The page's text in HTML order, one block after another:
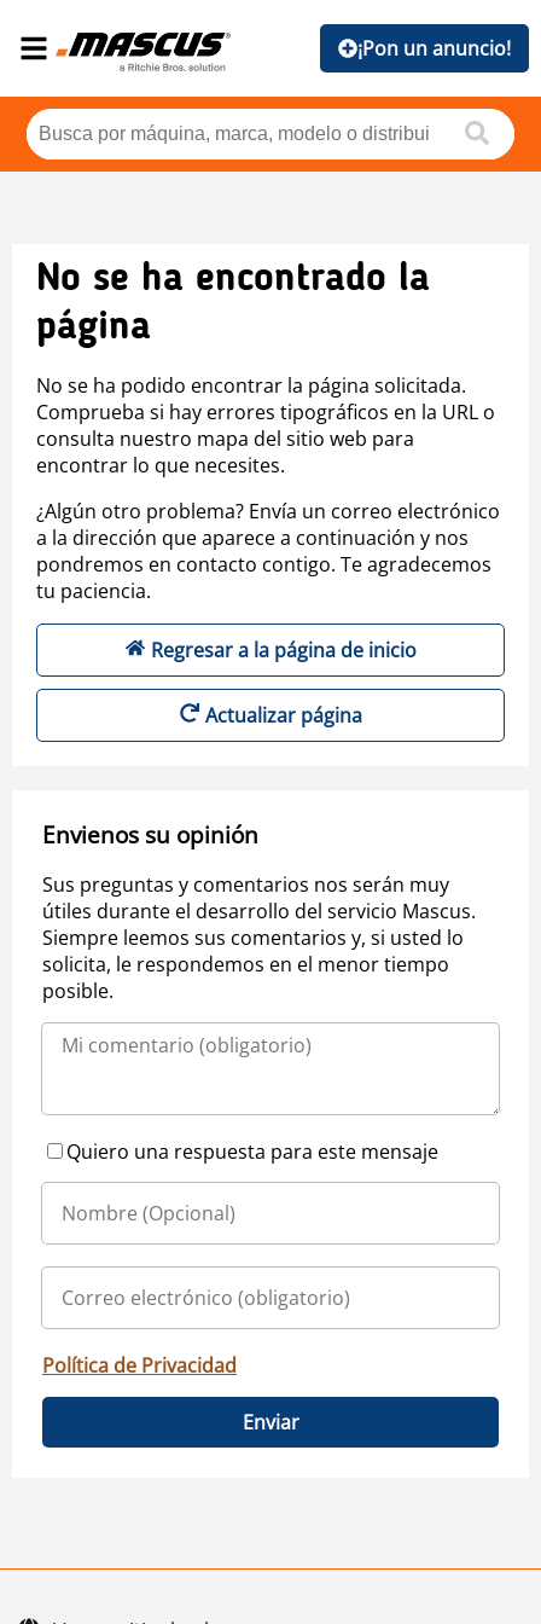
¡Pon un anuncio!
No se ha encontrado la
página
No se ha podido encontrar la página solicitada.
Comprueba si hay errores tipográficos en la URL o
consulta nuestro mapa del sitio web para
encontrar lo que necesites.
¿Algún otro problema? Envía un correo electrónico
a la dirección que aparece a continuación y nos
pondremos en contacto contigo. Te agradecemos
tu paciencia.
Regresar a la página de inicio
Actualizar página
Envienos su opinión
Sus preguntas y comentarios nos serán muy
útiles durante el desarrollo del servicio Mascus.
Siempre leemos sus comentarios y, si usted lo
solicita, le respondemos en el menor tiempo
posible.
Quiero una respuesta para este mensaje
Política de Privacidad
Enviar